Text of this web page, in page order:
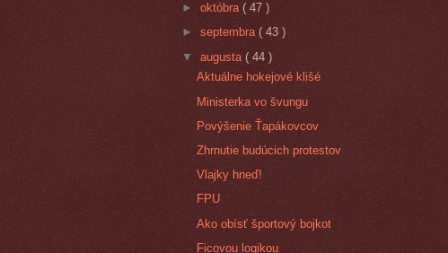
►októbra( 47 )
►septembra( 43 )
▼augusta( 44 )
Aktuálne hokejové klišé
Ministerka vo švungu
Povýšenie Ťapákovcov
Zhrnutie budúcich protestov
Vlajky hneď!
FPU
Ako obísť športový bojkot
Ficovou logikou